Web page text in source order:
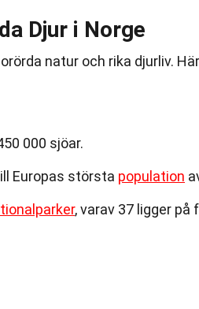
Djur i Norge
natur och rika djurliv.
000 sjöar.
Europas största population
, varav 37 ligger på